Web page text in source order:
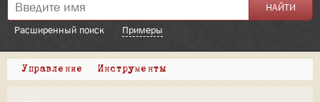
Расширенный поиск Примеры
Управление Инструменты